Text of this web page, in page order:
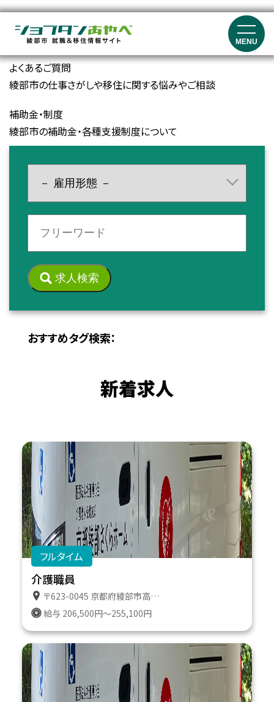
MENU
就職マッチングイベント、就職フェア、セミナーの開催情報
よくあるご質問
綾部市の仕事さがしや移住に関する悩みやご相談
補助金・制度
綾部市の補助金・各種支援制度について
求人検索
おすすめタグ検索：
新着求人
フルタイム
介護職員
〒623-0045 京都府綾部市高津町遠所１番地６１１
給与 206,500円～255,100円